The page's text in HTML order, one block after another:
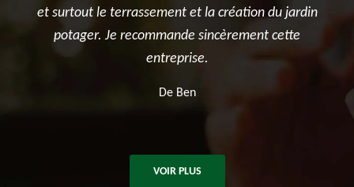
jardin
été ponctuelle, efficace et a laissé le chantier propre
après les travaux. Je recommande sans hésitation
pour tous vos besoins en élagage et entretien
VOIR PLUS